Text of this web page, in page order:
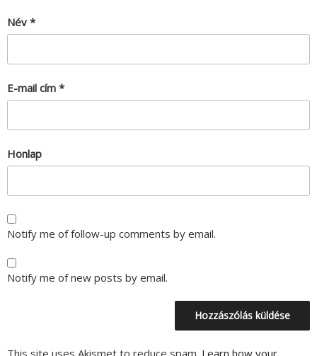
Név *
E-mail cím *
Honlap
Notify me of follow-up comments by email.
Notify me of new posts by email.
This site uses Akismet to reduce spam. Learn how your